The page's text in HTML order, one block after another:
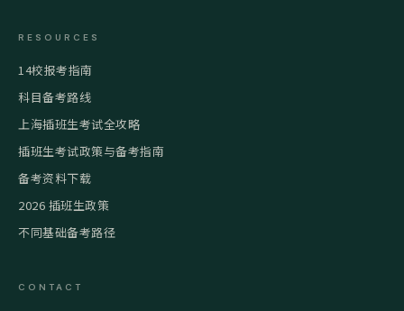
RESOURCES
14校报考指南
科目备考路线
上海插班生考试全攻略
插班生考试政策与备考指南
备考资料下载
2026 插班生政策
不同基础备考路径
CONTACT